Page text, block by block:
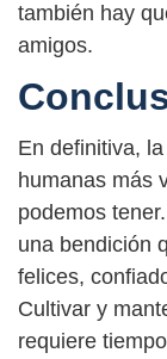
también hay
amigos.
En definitiva,
humanas más
podemos
una bendición
felices,
Cultivar y
requiere